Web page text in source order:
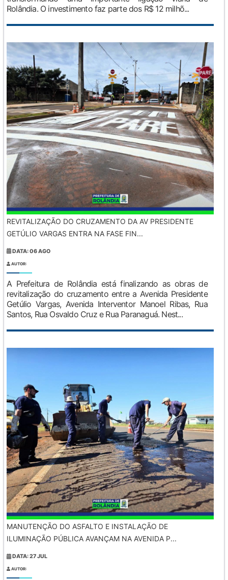
Rolândia. O investimento faz parte dos R$ 12 milhõ...
REVITALIZAÇÃO DO CRUZAMENTO DA AV PRESIDENTE
GETÚLIO VARGAS ENTRA NA FASE FIN...
DATA: 06 AGO
AUTOR:
A Prefeitura de Rolândia está finalizando as obras de
revitalização do cruzamento entre a Avenida Presidente
Getúlio Vargas, Avenida Interventor Manoel Ribas, Rua
Santos, Rua Osvaldo Cruz e Rua Paranaguá. Nest...
MANUTENÇÃO DO ASFALTO E INSTALAÇÃO DE
ILUMINAÇÃO PÚBLICA AVANÇAM NA AVENIDA P...
DATA: 27 JUL
AUTOR: